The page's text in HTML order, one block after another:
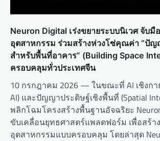
Neuron Digital เร่งขยายระบบนิเวศ จับมื
อุตสาหกรรม ร่วมสร้างห่วงโซ่คุณค่า “ปั
สำหรับพื้นที่อาคาร” (Building Space
ครอบคลุมทั่วประเทศจีน
10 กรกฎาคม 2026 — ในขณะที่ AI เชิงกา
AI) และปัญญาประดิษฐ์เชิงพื้นที่ (Spatial
พลิกโฉมโครงสร้างพื้นฐานอัจฉริยะ
ขับเคลื่อนยุทธศาสตร์แพลตฟอร์ม เพื่อสร้า
อุตสาหกรรมแบบครอบคลุม โดยล่าสุด